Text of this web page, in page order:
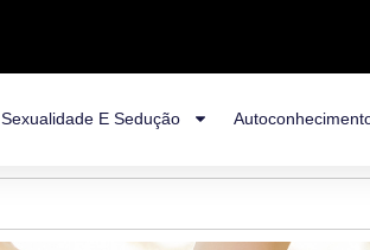
Sexualidade E Sedução